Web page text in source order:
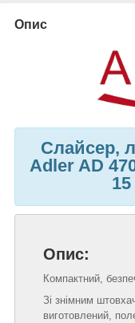
Опис
Слайсер,
Adler AD
Опис:
Компактний,
Зі знімним
виготовлений,